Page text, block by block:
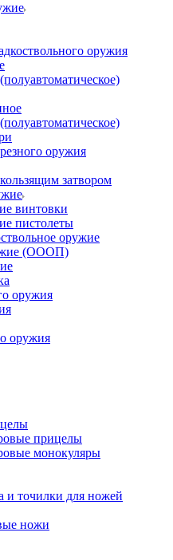
оружия
оружия
затвором
винтовки
пистолеты
оружие
(ОООП)
оружия
оружия
прицелы
монокуляры
и точилки для ножей
ножи